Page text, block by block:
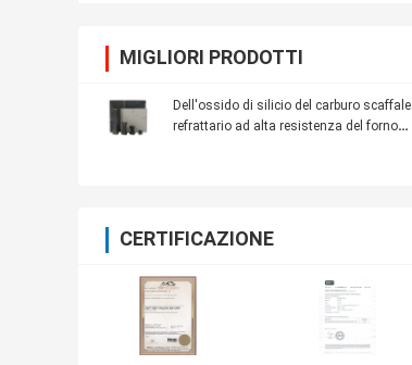
MIGLIORI PRODOTTI
Dell'ossido di silicio del carburo scaffale
refrattario ad alta resistenza del forno
CERTIFICAZIONE